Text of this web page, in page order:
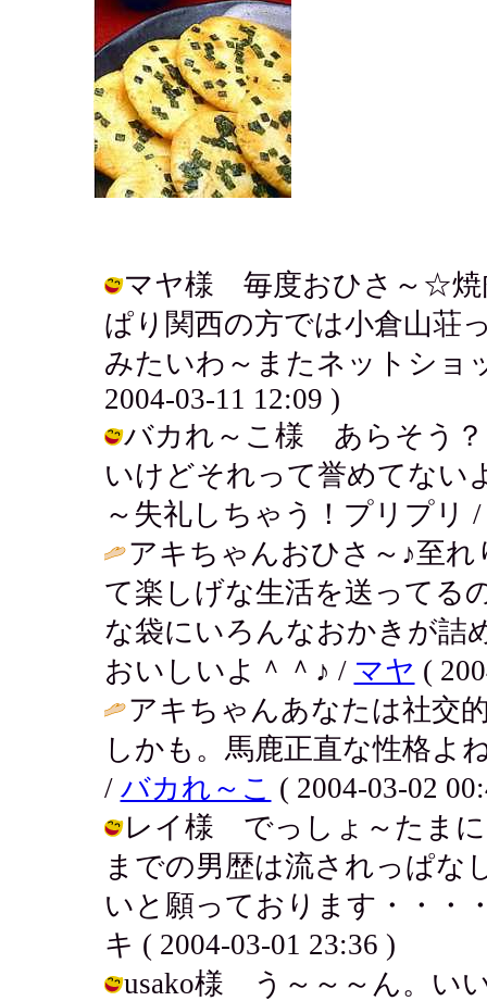
マヤ様 毎度おひさ～☆焼
ぱり関西の方では小倉山荘
みたいわ～またネットショ
2004-03-11 12:09 )
バカれ～こ様 あらそう？
いけどそれって誉めてない
～失礼しちゃう！プリプリ /
アキちゃんおひさ～♪至
て楽しげな生活を送ってる
な袋にいろんなおかきが詰
おいしいよ＾＾♪ / マヤ (
アキちゃんあなたは社交
しかも。馬鹿正直な性格よ
/ バカれ～こ ( 2004-03-02
レイ様 でっしょ～たま
までの男歴は流されっぱな
いと願っております・・・
キ ( 2004-03-01 23:36 )
usako様 う～～～ん。い